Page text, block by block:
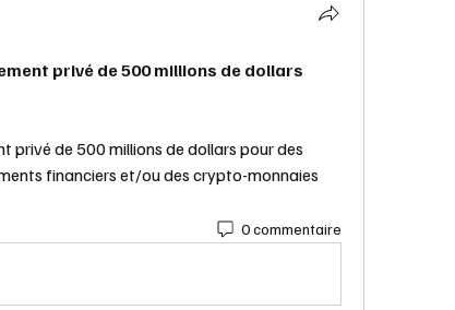
privé de 500 millions de dollars
privé de 500 millions de dollars pour des
financiers et/ou des crypto-monnaies
0 commentaire